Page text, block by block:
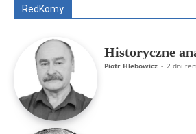
RedKomy
Historyczne
Piotr Hlebowicz - 2 dni